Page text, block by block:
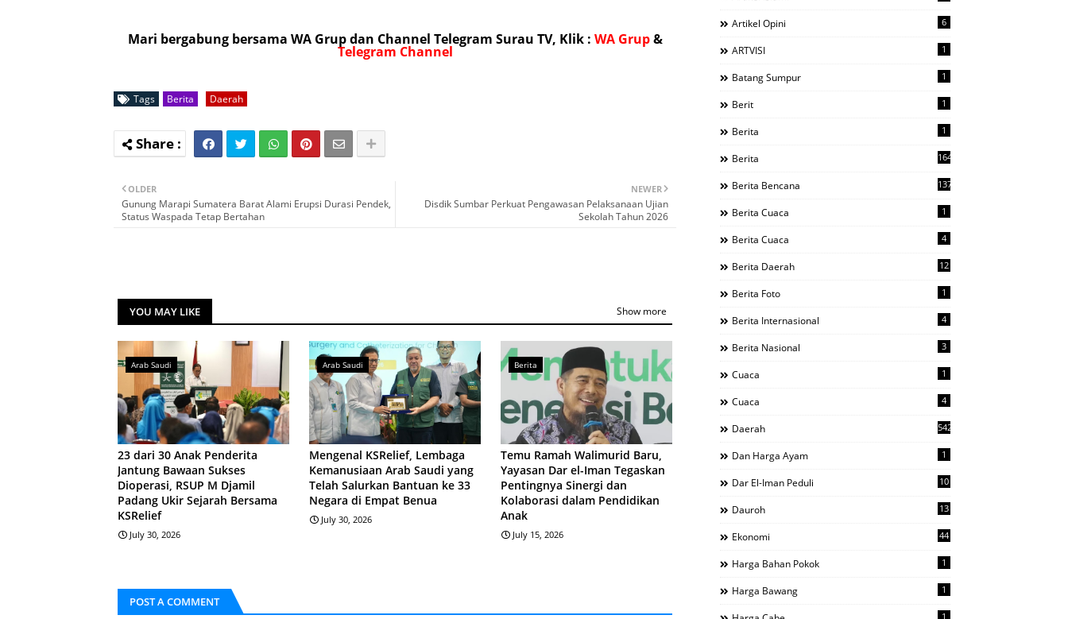
Mari bergabung bersama WA Grup dan Channel Telegram Surau TV, Klik : WA Grup&
Telegram Channel
Tags Berita Daerah
NEWER
Disdik Sumbar Perkuat Pengawasan Pelaksanaan Ujian
Sekolah Tahun 2026
OLDER
Gunung Marapi Sumatera Barat Alami Erupsi Durasi Pendek,
Status Waspada Tetap Bertahan
YOU MAY LIKE Show more
Arab Saudi
23 dari 30 Anak Penderita
Jantung Bawaan Sukses
Dioperasi, RSUP M Djamil
Padang Ukir Sejarah Bersama
KSRelief
July 30, 2026
Arab Saudi
Mengenal KSRelief, Lembaga
Kemanusiaan Arab Saudi yang
Telah Salurkan Bantuan ke 33
Negara di Empat Benua
July 30, 2026
Berita
Temu Ramah Walimurid Baru,
Yayasan Dar el-Iman Tegaskan
Pentingnya Sinergi dan
Kolaborasi dalam Pendidikan
Anak
July 15, 2026
POST A COMMENT
Artikel Opini 6
ARTVISI 1
Batang Sumpur 1
Berit 1
Berita 1
Berita 1644
Berita Bencana 137
Berita Cuaca 1
Berita Cuaca 4
Berita Daerah 12
Berita Foto 1
Berita Internasional 4
Berita Nasional 3
Cuaca 1
Cuaca 4
Daerah 542
Dan Harga Ayam 1
Dar El-Iman Peduli 10
Dauroh 13
Ekonomi 44
Harga Bahan Pokok 1
Harga Bawang 1
1